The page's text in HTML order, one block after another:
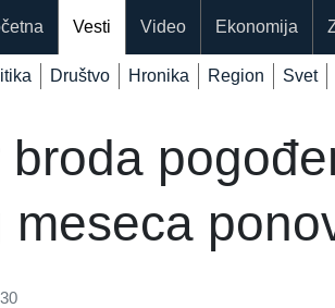
Vesti Video Ekonomija
Društvo Hronika Region Svet
broda
meseca